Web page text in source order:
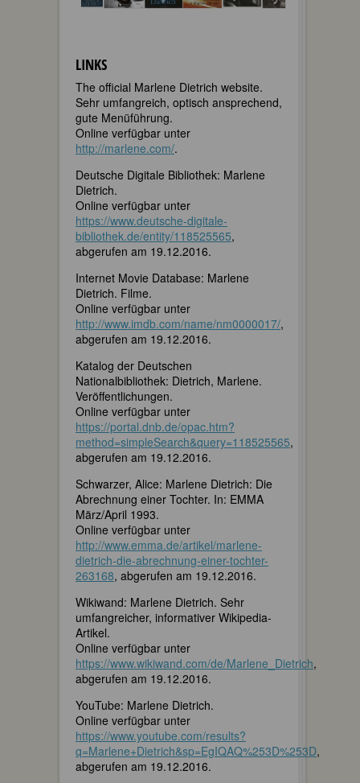
LINKS
The official Marlene Dietrich website.
Sehr umfangreich, optisch ansprechend,
gute Menüführung.
Online verfügbar unter
http://marlene.com/.
Deutsche Digitale Bibliothek: Marlene
Dietrich.
Online verfügbar unter
https://www.deutsche-digitale-
bibliothek.de/entity/118525565,
abgerufen am 19.12.2016.
Internet Movie Database: Marlene
Dietrich. Filme.
Online verfügbar unter
http://www.imdb.com/name/nm0000017/,
abgerufen am 19.12.2016.
Katalog der Deutschen
Nationalbibliothek: Dietrich, Marlene.
Veröffentlichungen.
Online verfügbar unter
https://portal.dnb.de/opac.htm?
method=simpleSearch&query=118525565,
abgerufen am 19.12.2016.
Schwarzer, Alice: Marlene Dietrich: Die
Abrechnung einer Tochter. In: EMMA
März/April 1993.
Online verfügbar unter
http://www.emma.de/artikel/marlene-
dietrich-die-abrechnung-einer-tochter-
263168, abgerufen am 19.12.2016.
Wikiwand: Marlene Dietrich. Sehr
umfangreicher, informativer Wikipedia-
Artikel.
Online verfügbar unter
https://www.wikiwand.com/de/Marlene_Dietrich,
abgerufen am 19.12.2016.
YouTube: Marlene Dietrich.
Online verfügbar unter
https://www.youtube.com/results?
q=Marlene+Dietrich&sp=EgIQAQ%253D%253D,
abgerufen am 19.12.2016.